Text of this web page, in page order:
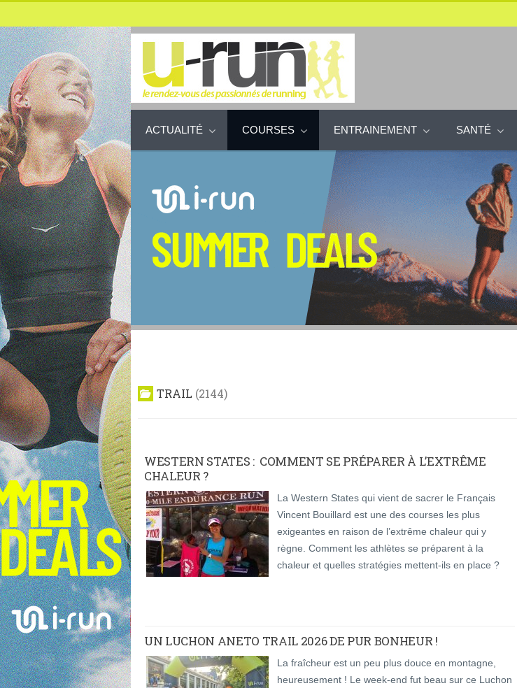
ACTUALITÉ COURSES ENTRAINEMENT SANTÉ
TRAIL 2144
WESTERN STATES : COMMENT SE PRÉPARER À L’EXTRÊME
CHALEUR ?
La Western States qui vient de sacrer le Français
Vincent Bouillard est une des courses les plus
exigeantes en raison de l’extrême chaleur qui y
règne. Comment les athlètes se préparent à la
chaleur et quelles stratégies mettent-ils en place ?
UN LUCHON ANETO TRAIL 2026 DE PUR BONHEUR !
La fraîcheur est un peu plus douce en montagne,
heureusement ! Le week-end fut beau sur ce Luchon